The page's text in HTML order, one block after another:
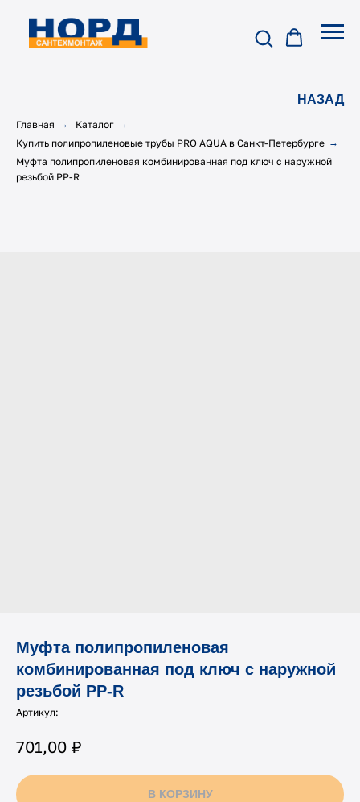
НАЗАД
Главная → Каталог →
Купить полипропиленовые трубы PRO AQUA в Санкт-Петербурге →
Муфта полипропиленовая комбинированная под ключ с наружной
резьбой PP-R
Муфта полипропиленовая
комбинированная под ключ с наружной
резьбой PP-R
Артикул:
701,00 ₽
В КОРЗИНУ